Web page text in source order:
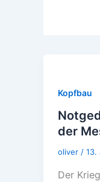
Kopfbau
der
oliver / 13.
Der